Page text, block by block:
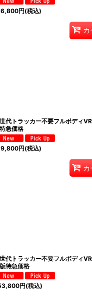
円(税込)
カ
代トラッカー不要フルボディ
急価格
円(税込)
カ
代トラッカー不要フルボディ
版特急価格
円(税込)